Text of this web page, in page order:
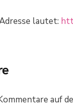
lautet:
auf